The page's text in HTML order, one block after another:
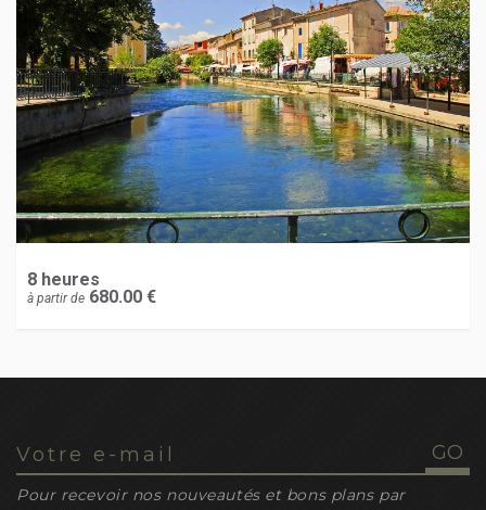
8 heures
à partir de 680.00 €
Pour recevoir nos nouveautés et bons plans par